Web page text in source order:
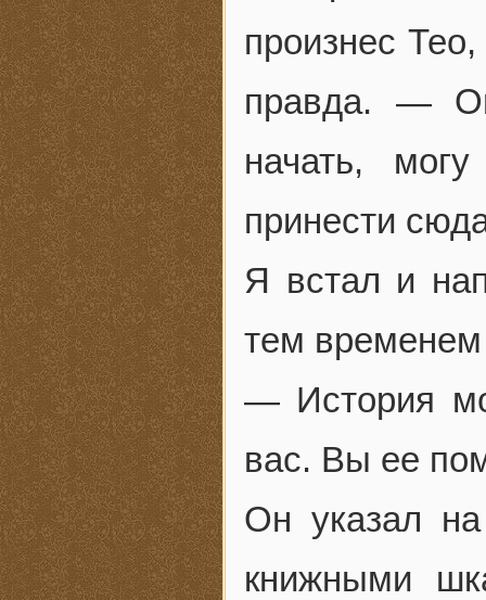
произнес
правда. —
начать,
принести
Я встал и
тем
— История
вас. Вы ее
Он указал
книжными